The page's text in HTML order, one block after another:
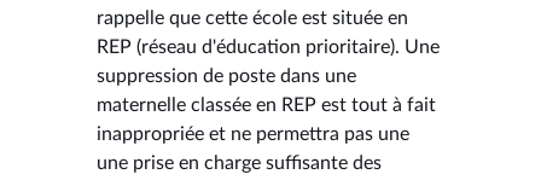
rappelle que cette école est située en
REP (réseau d'éducation prioritaire). Une
suppression de poste dans une
maternelle classée en REP est tout à fait
inappropriée et ne permettra pas une
une prise en charge suffisante des